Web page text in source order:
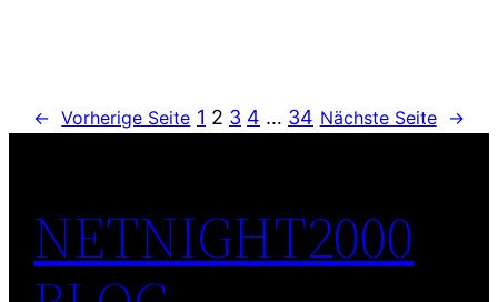
← Vorherige Seite 1 2 3 4 … 34 Nächste Seite →
NETNIGHT2000